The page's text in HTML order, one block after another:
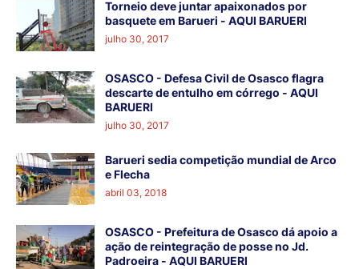
Torneio deve juntar apaixonados por
basquete em Barueri - AQUI BARUERI
julho 30, 2017
OSASCO - Defesa Civil de Osasco flagra
descarte de entulho em córrego - AQUI
BARUERI
julho 30, 2017
Barueri sedia competição mundial de Arco
e Flecha
abril 03, 2018
OSASCO - Prefeitura de Osasco dá apoio a
ação de reintegração de posse no Jd.
Padroeira - AQUI BARUERI